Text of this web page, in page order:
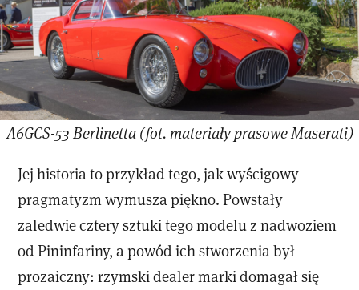
A6GCS-53 Berlinetta (fot. materiały prasowe Maserati)
Jej historia to przykład tego, jak wyścigowy
pragmatyzm wymusza piękno. Powstały
zaledwie cztery sztuki tego modelu z nadwoziem
od Pininfariny, a powód ich stworzenia był
prozaiczny: rzymski dealer marki domagał się